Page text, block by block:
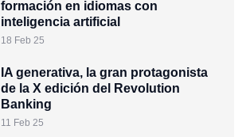
formación en idiomas con
inteligencia artificial
18 Feb 25
IA generativa, la gran protagonista
de la X edición del Revolution
Banking
11 Feb 25